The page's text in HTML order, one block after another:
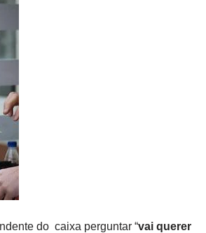
do caixa perguntar “vai querer